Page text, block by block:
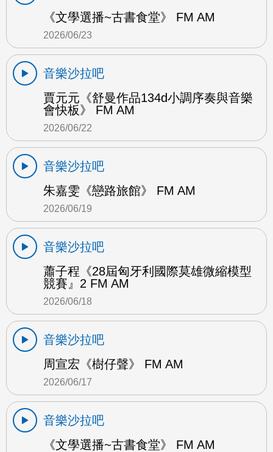
《文學選播~古書食堂》 FM AM
2026/06/23
音樂沙拉吧
賈元元《舒曼作品134d小調序奏與音樂
會快板》 FM AM
2026/06/22
音樂沙拉吧
朱嘉雯《戀路旅館》 FM AM
2026/06/19
音樂沙拉吧
蕭子程《28屆匈牙利國際莫雄微縮模型
競賽』2 FM AM
2026/06/18
音樂沙拉吧
周宣宏《樹仔聲》 FM AM
2026/06/17
音樂沙拉吧
《文學選播~古書食堂》 FM AM